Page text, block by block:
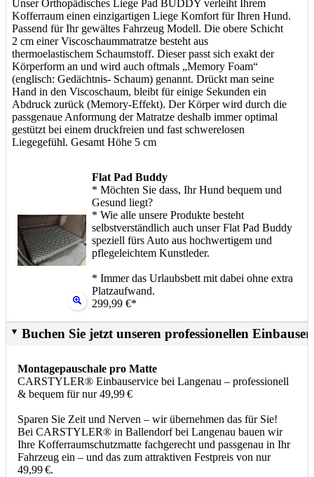
Unser Orthopädisches Liege Pad BUDDY verleiht Ihrem
Kofferraum einen einzigartigen Liege Komfort für Ihren Hund.
Passend für Ihr gewältes Fahrzeug Modell. Die obere Schicht
2 cm einer Viscoschaummatratze besteht aus
thermoelastischem Schaumstoff. Dieser passt sich exakt der
Körperform an und wird auch oftmals „Memory Foam“
(englisch: Gedächtnis- Schaum) genannt. Drückt man seine
Hand in den Viscoschaum, bleibt für einige Sekunden ein
Abdruck zurück (Memory-Effekt). Der Körper wird durch die
passgenaue Anformung der Matratze deshalb immer optimal
gestützt bei einem druckfreien und fast schwerelosen
Liegegefühl. Gesamt Höhe 5 cm
Flat Pad Buddy
* Möchten Sie dass, Ihr Hund bequem und
Gesund liegt?
* Wie alle unsere Produkte besteht
selbstverständlich auch unser Flat Pad Buddy
speziell fürs Auto aus hochwertigem und
pflegeleichtem Kunstleder.
* Immer das Urlaubsbett mit dabei ohne extra
Platzaufwand.
299,99 €*
Buchen Sie jetzt unseren professionellen
Montagepauschale pro Matte
CARSTYLER® Einbauservice bei Langenau – professionell
& bequem für nur 49,99 €
Sparen Sie Zeit und Nerven – wir übernehmen das für Sie!
Bei CARSTYLER® in Ballendorf bei Langenau bauen wir
Ihre Kofferraumschutzmatte fachgerecht und passgenau in Ihr
Fahrzeug ein – und das zum attraktiven Festpreis von nur
49,99 €.